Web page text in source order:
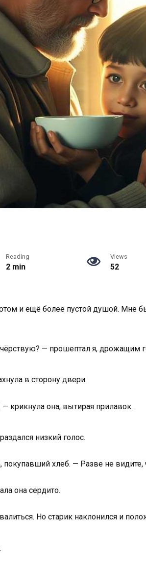
Reading
2 min
Views
52
и ещё более пустой душой. Мне
— прошептал я, дрожащим
в сторону двери.
крикнула она, вытирая прилавок.
низкий голос.
хлеб. — Разве не видите,
она сердито.
Но старик наклонился и